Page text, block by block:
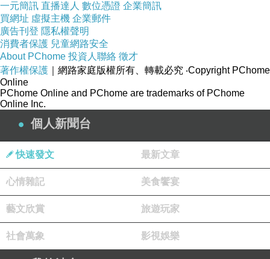
碧兒泉奇蹟活源活化面膜
一元簡訊 直播達人 數位憑證 企業簡訊
買網址 虛擬主機 企業郵件
廣告刊登 隱私權聲明
消費者保護 兒童網路安全
About PChome 投資人聯絡 徵才
著作權保護 ｜網路家庭版權所有、轉載必究 ‧Copyright PChome
Online
PChome Online and PChome are trademarks of PChome
Online Inc.
個人新聞台
快速發文 最新文章
心情雜記 美食饗宴
藝文欣賞 旅遊玩家
社會萬象 影視娛樂